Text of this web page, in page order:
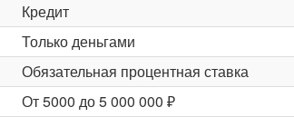
Кредит
Только деньгами
Обязательная процентная ставка
От 5000 до 5 000 000 ₽